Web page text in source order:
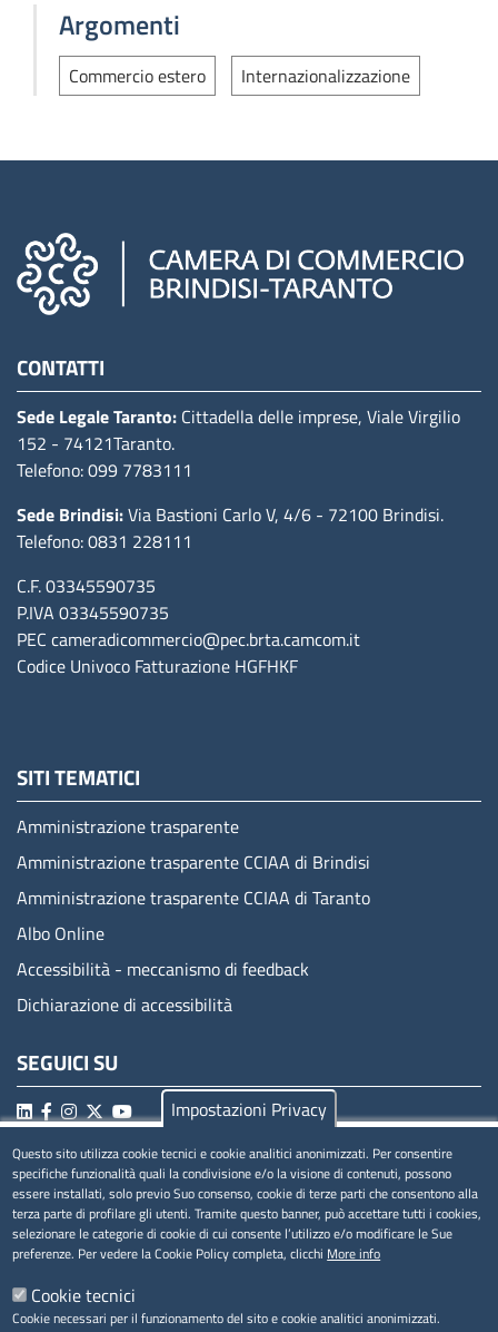
Argomenti
Commercio estero Internazionalizzazione
CONTATTI
Sede Legale Taranto: Cittadella delle imprese, Viale Virgilio
152 - 74121Taranto.
Telefono: 099 7783111
Sede Brindisi:Via Bastioni Carlo V, 4/6 - 72100 Brindisi.
Telefono: 0831 228111
C.F. 03345590735
P.IVA 03345590735
PEC cameradicommercio@pec.brta.camcom.it
Codice Univoco Fatturazione HGFHKF
SITI TEMATICI
Amministrazione trasparente
Amministrazione trasparente CCIAA di Brindisi
Amministrazione trasparente CCIAA di Taranto
Albo Online
Accessibilità - meccanismo di feedback
Dichiarazione di accessibilità
SEGUICI SU
MENÚ PRIVACY
Privacy
Cookie
Note legali
Impostazioni Privacy
Questo sito utilizza cookie tecnici e cookie analitici anonimizzati. Per consentire
specifiche funzionalità quali la condivisione e/o la visione di contenuti, possono
essere installati, solo previo Suo consenso, cookie di terze parti che consentono alla
terza parte di profilare gli utenti. Tramite questo banner, può accettare tutti i cookies,
selezionare le categorie di cookie di cui consente l’utilizzo e/o modificare le Sue
preferenze. Per vedere la Cookie Policy completa, clicchi More info
Cookie tecnici
Cookie necessari per il funzionamento del sito e cookie analitici anonimizzati.